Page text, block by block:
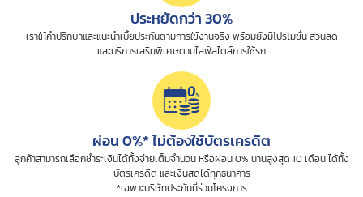
ประหยัดกว่า 30%
เราให้คำปรึกษาและแนะนำเบี้ยประกันตามการใช้งานจริง พร้อมยังมีโปรโมชั่น ส่วนลด
และบริการเสริมพิเศษตามไลฟ์สไตล์การใช้รถ
ผ่อน 0%* ไม่ต้องใช้บัตรเครดิต
ลูกค้าสามารถเลือกชำระเงินได้ทั้งจ่ายเต็มจำนวน หรือผ่อน 0% นานสูงสุด 10 เดือน ได้ทั้ง
บัตรเครดิต และเงินสดได้ทุกธนาคาร
*เฉพาะบริษัทประกันที่ร่วมโครงการ